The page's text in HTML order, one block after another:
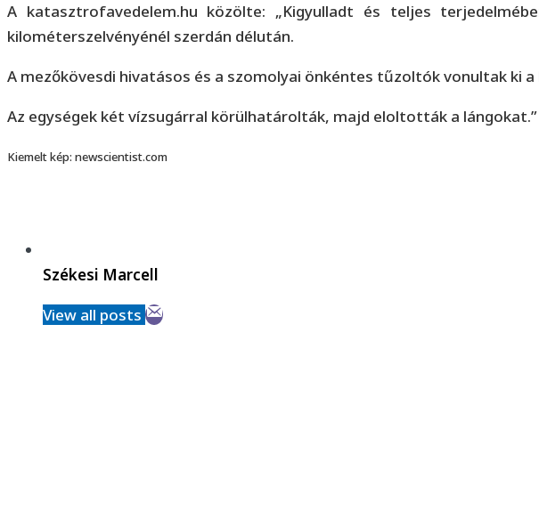
A katasztrofavedelem.hu közölte: „Kigyulladt és teljes
kilométerszelvényénél szerdán délután.
A mezőkövesdi hivatásos és a szomolyai önkéntes tűzoltók vonultak ki a
Az egységek két vízsugárral körülhatárolták, majd eloltották a lángokat.”
Kiemelt kép: newscientist.com
Székesi Marcell
View all posts